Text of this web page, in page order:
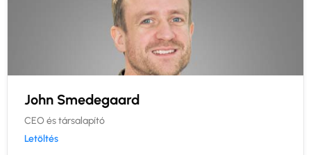
John Smedegaard
CEO és társalapító
Letöltés